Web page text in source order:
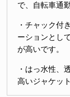
で、自転車通
・チャック付
ーションとし
が高いです。
・はっ水性、
高いジャケッ